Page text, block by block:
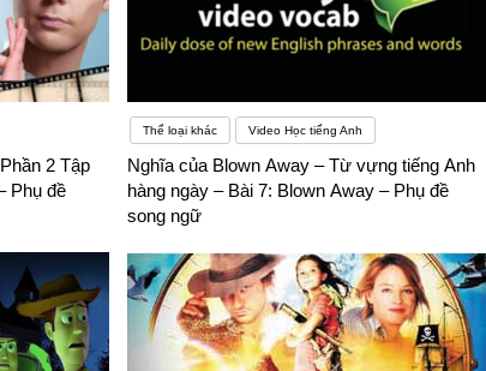
2 Tập
Phụ đề
Thể loại khác Video Học tiếng Anh
Nghĩa của Blown Away – Từ vựng tiếng Anh
hàng ngày – Bài 7: Blown Away – Phụ đề
song ngữ